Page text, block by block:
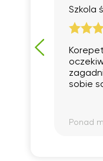
Szkola
sobie
Ponad